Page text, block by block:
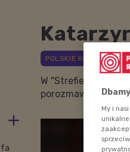
W "Strefie
porozmawiamy z

My i nasi